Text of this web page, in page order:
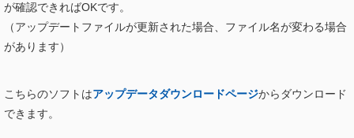
が確認できればOKです。
（アップデートファイルが更新された場合、ファイル名が変わる場合
があります）
こちらのソフトはアップデータダウンロードページからダウンロード
できます。